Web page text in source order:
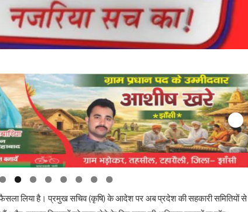
लिया है। प्रमुख सचिव (कृषि) के आदेश पर अब प्रदेश की सहकारी समितियों से